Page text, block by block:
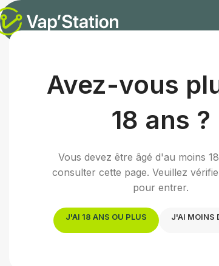
Avez-vous
18 ans ?
Vous devez être âgé d'au moins
consulter cette page. Veuillez
pour entrer.
J'AI 18 ANS OU PLUS J'AI MOINS
/E-liquides